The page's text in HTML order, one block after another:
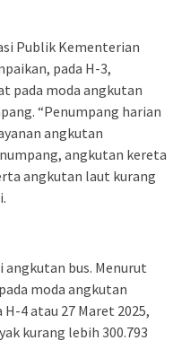
Publik Kementerian
pada H-3,
pada moda angkutan
“Penumpang harian
angkutan
angkutan kereta
angkutan laut kurang
bus. Menurut
moda angkutan
4 atau 27 Maret 2025,
kurang lebih 300.793